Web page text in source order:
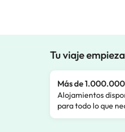
Tu viaje
Más de
Alojamientos
para todo lo que